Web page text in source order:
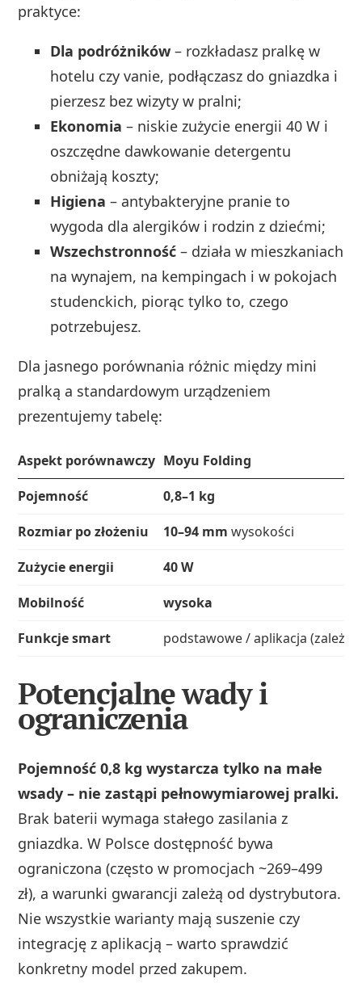
praktyce:
Dla podróżników – rozkładasz pralkę w
hotelu czy vanie, podłączasz do gniazdka i
pierzesz bez wizyty w pralni;
Ekonomia – niskie zużycie energii 40 W i
oszczędne dawkowanie detergentu
obniżają koszty;
Higiena – antybakteryjne pranie to
wygoda dla alergików i rodzin z dziećmi;
Wszechstronność – działa w mieszkaniach
na wynajem, na kempingach i w pokojach
studenckich, piorąc tylko to, czego
potrzebujesz.
Dla jasnego porównania różnic między mini
pralką a standardowym urządzeniem
prezentujemy tabelę:
Aspekt porównawczy Moyu Folding
Pojemność
0,8–1 kg
Rozmiar po złożeniu
10–94 mm wysokości
Zużycie energii
40 W
Mobilność
wysoka
Funkcje smart
podstawowe / aplikacja
Potencjalne wady i
ograniczenia
Pojemność 0,8 kg wystarcza tylko na małe
wsady – nie zastąpi pełnowymiarowej pralki.
Brak baterii wymaga stałego zasilania z
gniazdka. W Polsce dostępność bywa
ograniczona (często w promocjach ~269–499
zł), a warunki gwarancji zależą od dystrybutora.
Nie wszystkie warianty mają suszenie czy
integrację z aplikacją – warto sprawdzić
konkretny model przed zakupem.